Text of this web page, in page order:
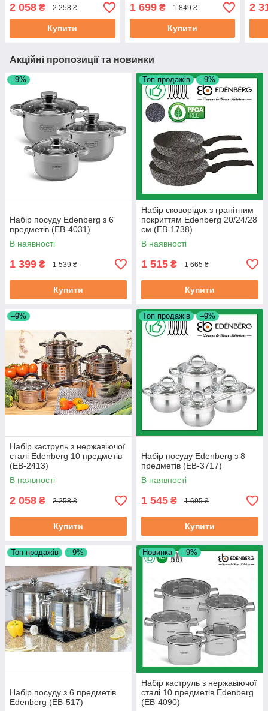
2 058 ₴ 2 258 ₴
Купити
1 699₴ 1 849 ₴
Купити
2
Акційні пропозиції та новинки
–9%
Набір посуду Edenberg з 6
предметів (EB-4031)
В наявності
1 399 ₴ 1 539 ₴
Купити
Топ продажів –9%
Набір сковорідок з гранітним
покриттям Edenberg 20/24/28
см (EB-1738)
В наявності
1 515 ₴ 1 665 ₴
Купити
–9%
Набір каструль з нержавіючої
сталі Edenberg 10 предметів
(EB-2413)
В наявності
2 058 ₴ 2 258 ₴
Купити
Топ продажів –9%
Набір посуду Edenberg з 8
предметів (EB-3717)
В наявності
1 545 ₴ 1 695 ₴
Купити
Топ продажів –9%
Набір посуду з 6 предметів
Edenberg (EB-517)
Новинка –9%
Набір каструль з нержавіючої
сталі 10 предметів Edenberg
(EB-4090)